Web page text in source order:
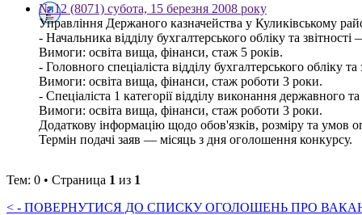
№ 12 (8071) субота, 15 березня 2008 року
Управління Держаного казначейства у Куликівському
- Начальника відділу бухгалтерського обліку та
Вимоги: освіта вища, фінанси, стаж 5 років.
- Головного спеціаліста відділу бухгалтерського обліку
Вимоги: освіта вища, фінанси, стаж роботи 3 роки.
- Спеціаліста 1 категорії відділу виконання державного
Вимоги: освіта вища, фінанси, стаж роботи 3 роки.
Додаткову інформацію щодо обов'язків, розміру та умов
Термін подачі заяв — місяць з дня оголошення конкурсу.
Тем: 0 • Страница 1 из 1
< - ПОВЕРНУТИСЯ ДО СПИСКУ ОГОЛОШЕНЬ ПРО